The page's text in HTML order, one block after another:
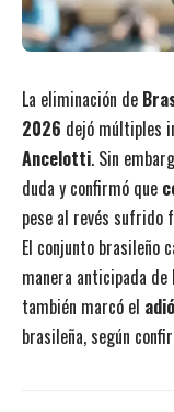
La eliminación de
2026 dejó múltiples
Ancelotti. Sin
duda y confirmó que
pese al revés sufrido
El conjunto brasileño
manera anticipada de
también marcó el
brasileña, según